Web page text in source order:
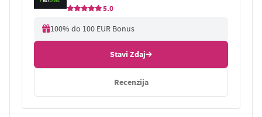
5.0
100% do 100 EUR Bonus
Stavi Zdaj
Recenzija